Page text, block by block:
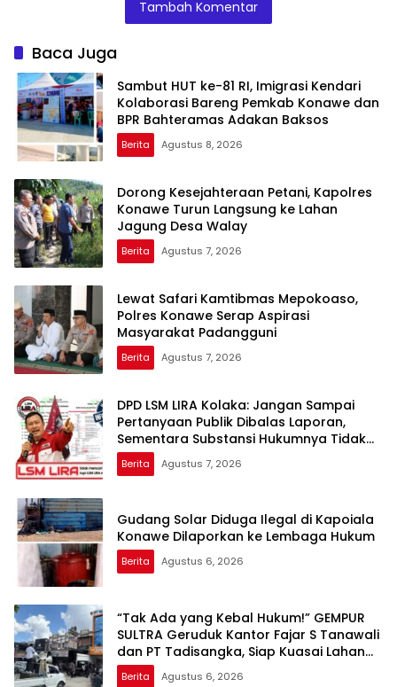
Tambah Komentar
Baca Juga
Sambut HUT ke-81 RI, Imigrasi Kendari
Kolaborasi Bareng Pemkab Konawe dan
BPR Bahteramas Adakan Baksos
Berita Agustus 8, 2026
Dorong Kesejahteraan Petani, Kapolres
Konawe Turun Langsung ke Lahan
Jagung Desa Walay
Berita Agustus 7, 2026
Lewat Safari Kamtibmas Mepokoaso,
Polres Konawe Serap Aspirasi
Masyarakat Padangguni
Berita Agustus 7, 2026
DPD LSM LIRA Kolaka: Jangan Sampai
Pertanyaan Publik Dibalas Laporan,
Sementara Substansi Hukumnya Tidak
Pernah Dijelaskan Secara Terbuka
Berita Agustus 7, 2026
Gudang Solar Diduga Ilegal di Kapoiala
Konawe Dilaporkan ke Lembaga Hukum
Berita Agustus 6, 2026
“Tak Ada yang Kebal Hukum!” GEMPUR
SULTRA Geruduk Kantor Fajar S Tanawali
dan PT Tadisangka, Siap Kuasai Lahan
Puuwatu
Berita Agustus 6, 2026